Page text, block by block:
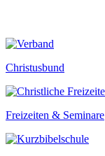
Christusbund
Freizeiten & Seminare